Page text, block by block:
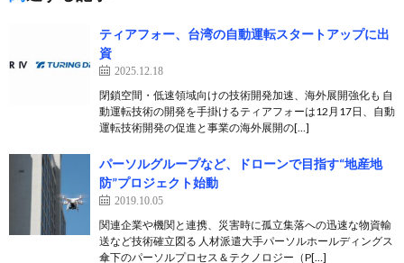
ティアフォー、台湾の自動運転スタートアップに出
資
2025.12.18
閉鎖空間・低速領域向けの技術開発加速、海外展開強化も 自
動運転技術の開発を手掛けるティアフォーは12月17日、自動
運転技術開発の促進と事業の海外展開の[…]
パーソルグループなど、ドローンで目指す“地産地
防”プロジェクト始動
2019.10.05
関連企業や機関と連携、災害時に孤立集落への迅速な物資輸
送など技術確立図る 人材派遣大手パーソルホールディングス
傘下のパーソルプロセス＆テクノロジー（P[…]